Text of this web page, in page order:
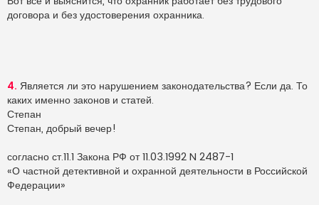
договора и без удостоверения охранника.
4. Является ли это нарушением законодательства? Если да. То
каких именно законов и статей.
Степан
Степан, добрый вечер!
согласно ст.11.1 Закона РФ от 11.03.1992 N 2487-1
«О частной детективной и охранной деятельности в Российской
Федерации»